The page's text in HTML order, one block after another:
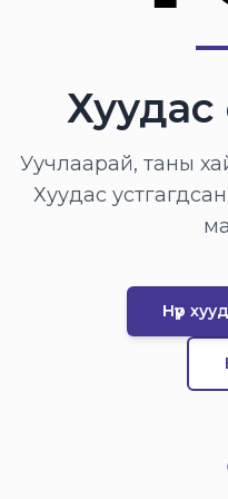
Хуудас
Уучлаарай, таны
Хуудас
Нүүр